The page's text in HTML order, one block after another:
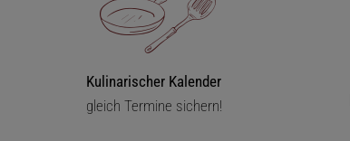
Kulinarischer Kalender
gleich Termine sichern!